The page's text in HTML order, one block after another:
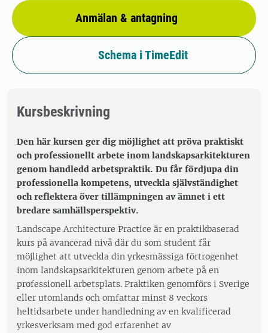
Anmälan & antagning
Schema i TimeEdit
Kursbeskrivning
Den här kursen ger dig möjlighet att pröva praktiskt
och professionellt arbete inom landskapsarkitekturen
genom handledd arbetspraktik. Du får fördjupa din
professionella kompetens, utveckla självständighet
och reflektera över tillämpningen av ämnet i ett
bredare samhällsperspektiv.
Landscape Architecture Practice är en praktikbaserad
kurs på avancerad nivå där du som student får
möjlighet att utveckla din yrkesmässiga förtrogenhet
inom landskapsarkitekturen genom arbete på en
professionell arbetsplats. Praktiken genomförs i Sverige
eller utomlands och omfattar minst 8 veckors
heltidsarbete under handledning av en kvalificerad
yrkesverksam med god erfarenhet av